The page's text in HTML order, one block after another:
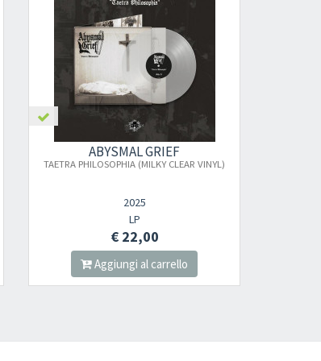
CLEAR VINYL)
ABYSMAL GRIEF
TAETRA PHILOSOPHIA (MARBLE RED VINYL)
Aggiungi al carrello